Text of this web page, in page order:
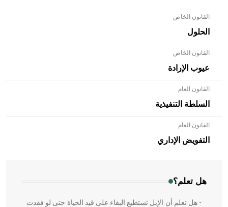
القانون الخاص
الحلول
القانون الخاص
عيوب الإرادة
القانون العام
السلطة التنفيذية
القانون العام
التفويض الإداري
هل تعلم؟
- هل تعلم أن الأبلق نوع من الفنون الهندسية التي ارتبطت
بالعمارة الإسلامية في بلاد الشام ومصر خاصة، حيث يحرص
المعمار على بناء مداميكه وخاصة في الواجهات
- هل تعلم أن الإبل تستطيع البقاء على قيد الحياة حتى لو فقدت